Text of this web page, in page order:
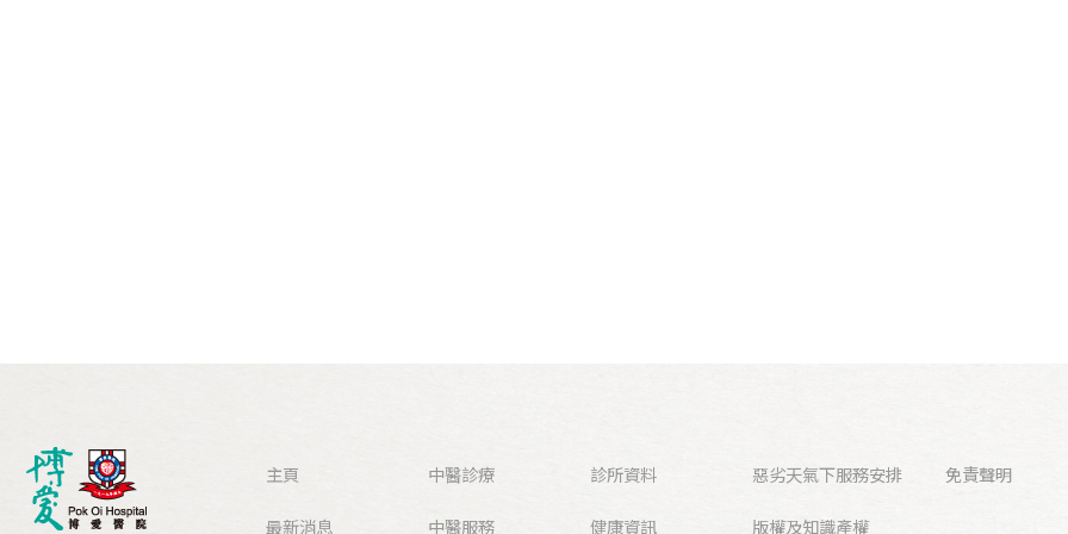
主頁
最新消息
中醫診療
中醫服務
診所資料
健康資訊
惡劣天氣下服務安排
版權及知識產權
免責聲明